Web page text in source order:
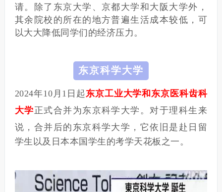
请。
除了东京大学、京都大学和大阪大学外，
其余院校的所在的地方普遍生活成本较低，可
以大大降低同学们的经济压力。
东京科学大学
2024年10月1日起东京工业大学和东京医科齿科
大学正式合并为东京科学大学。对于理科生来
说，合并后的 东京科学大学，它依旧是赴日留
学生以及日本本国学生的考学天花板之一。